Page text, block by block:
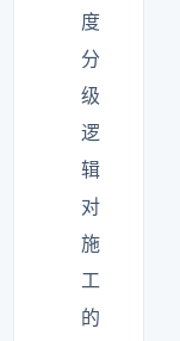
度
分
级
逻
辑
对
施
工
的